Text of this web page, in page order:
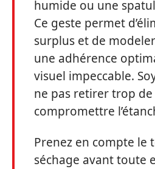
humide ou une
Ce geste permet
surplus et de
une adhérence
visuel impeccable.
ne pas retirer trop
compromettre
Prenez en compte le
séchage avant toute